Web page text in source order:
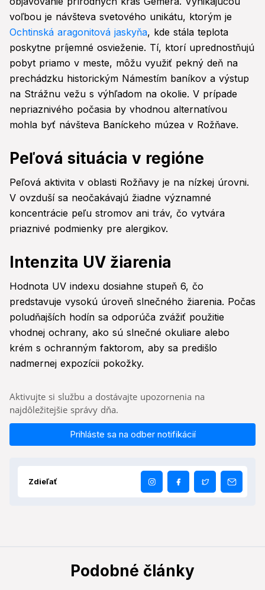
voľbou je návšteva svetového unikátu, ktorým je
Ochtinská aragonitová jaskyňa, kde stála teplota
poskytne príjemné osvieženie. Tí, ktorí uprednostňujú
pobyt priamo v meste, môžu využiť pekný deň na
prechádzku historickým Námestím baníkov a výstup
na Strážnu vežu s výhľadom na okolie. V prípade
nepriaznivého počasia by vhodnou alternatívou
mohla byť návšteva Baníckeho múzea v Rožňave.
Peľová situácia v regióne
Peľová aktivita v oblasti Rožňavy je na nízkej úrovni.
V ovzduší sa neočakávajú žiadne významné
koncentrácie peľu stromov ani tráv, čo vytvára
priaznivé podmienky pre alergikov.
Intenzita UV žiarenia
Hodnota UV indexu dosiahne stupeň 6, čo
predstavuje vysokú úroveň slnečného žiarenia. Počas
poludňajších hodín sa odporúča zvážiť použitie
vhodnej ochrany, ako sú slnečné okuliare alebo
krém s ochranným faktorom, aby sa predišlo
nadmernej expozícii pokožky.
Aktivujte si službu a dostávajte upozornenia na
najdôležitejšie správy dňa.
Prihláste sa na odber notifikácií
Zdieľať
Podobné články